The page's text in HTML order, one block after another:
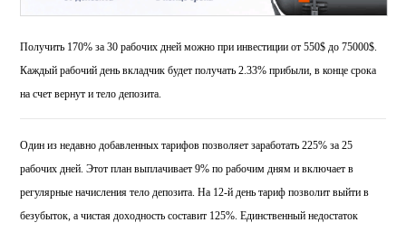
Получить 170% за 30 рабочих дней можно при инвестиции от 550$ до 75000$.
Каждый рабочий день вкладчик будет получать 2.33% прибыли, в конце срока
на счет вернут и тело депозита.
Один из недавно добавленных тарифов позволяет заработать 225% за 25
рабочих дней. Этот план выплачивает 9% по рабочим дням и включает в
регулярные начисления тело депозита. На 12-й день тариф позволит выйти в
безубыток, а чистая доходность составит 125%. Единственный недостаток